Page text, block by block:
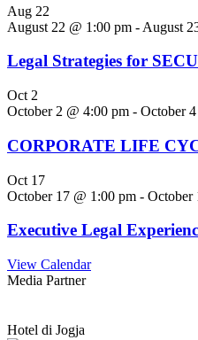
Aug 22
August 22 @ 1:00 pm - August
Legal Strategies for
Oct 2
October 2 @ 4:00 pm - October
CORPORATE LIFE
Oct 17
October 17 @ 1:00 pm - October
Executive Legal
View Calendar
Media Partner
Hotel di Jogja